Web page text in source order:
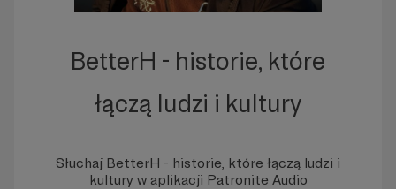
BetterH - historie, które
łączą ludzi i kultury
Słuchaj BetterH - historie, które łączą ludzi i
kultury w aplikacji Patronite Audio